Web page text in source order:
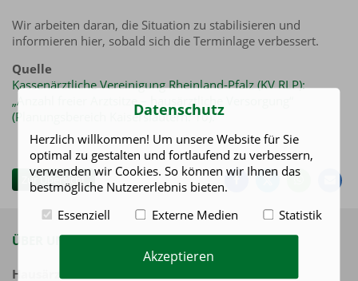
Wir arbeiten daran, die Situation zu stabilisieren und
informieren hier, sobald sich die Terminlage verbessert.
Quelle
Kassenärztliche Vereinigung Rheinland-Pfalz (KV RLP):
„Anzahl freier Arztsitze – hausärztliche Versorgung“
(Planungsbereich Kaiserslautern: 10).
Zur Übersicht
Auf
Facebook
teilen
Auf
Twitter
teilen
teilen
ÜBER UNS
Hausärztliche Praxis
Datenschutz
Herzlich willkommen! Um unsere Website für Sie
optimal zu gestalten und fortlaufend zu verbessern,
verwenden wir Cookies. So können wir Ihnen das
bestmögliche Nutzererlebnis bieten.
Essenziell
Externe Medien Statistik
Akzeptieren